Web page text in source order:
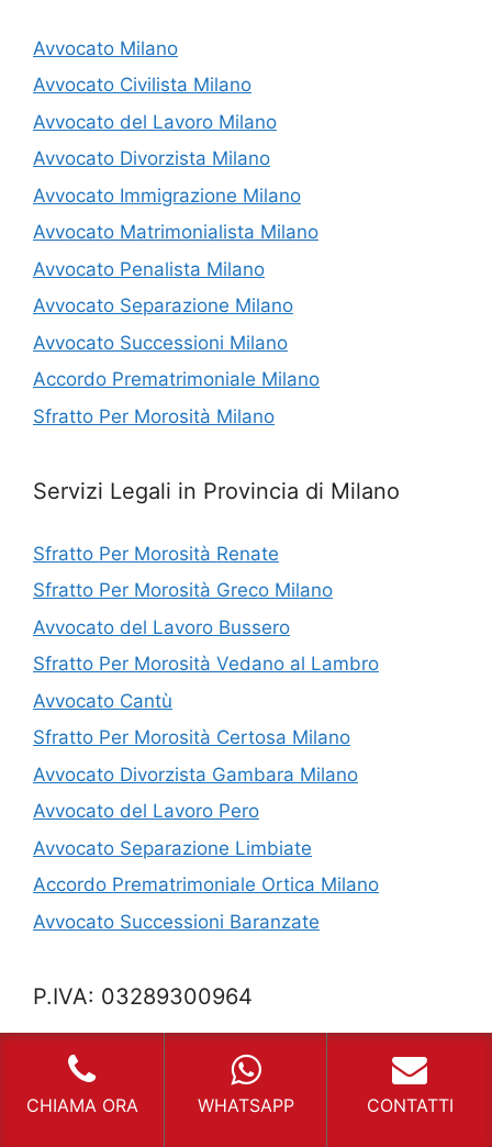
Avvocato Milano
Avvocato Civilista Milano
Avvocato del Lavoro Milano
Avvocato Divorzista Milano
Avvocato Immigrazione Milano
Avvocato Matrimonialista Milano
Avvocato Penalista Milano
Avvocato Separazione Milano
Avvocato Successioni Milano
Accordo Prematrimoniale Milano
Sfratto Per Morosità Milano
Servizi Legali in Provincia di Milano
Sfratto Per Morosità Renate
Sfratto Per Morosità Greco Milano
Avvocato del Lavoro Bussero
Sfratto Per Morosità Vedano al Lambro
Avvocato Cantù
Sfratto Per Morosità Certosa Milano
Avvocato Divorzista Gambara Milano
Avvocato del Lavoro Pero
Avvocato Separazione Limbiate
Accordo Prematrimoniale Ortica Milano
Avvocato Successioni Baranzate
P.IVA: 03289300964
Mappa del Sito
Privacy
CHIAMA ORA WHATSAPP CONTATTI